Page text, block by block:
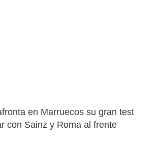
en Marruecos su gran test
con Sainz y Roma al frente